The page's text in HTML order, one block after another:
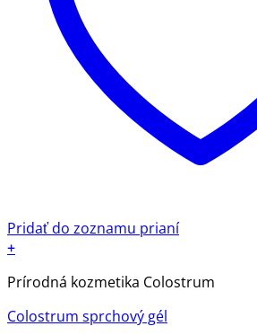
Pridať do zoznamu prianí
+
Prírodná kozmetika Colostrum
Colostrum sprchový gél